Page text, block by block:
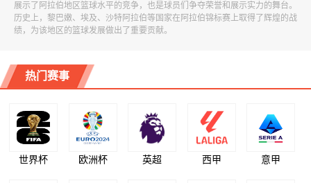
展示了阿拉伯地区篮球水平的竞争，也是球员们争夺荣誉和展示实力的舞台。
历史上，黎巴嫩、埃及、沙特阿拉伯等国家在阿拉伯锦标赛上取得了辉煌的战
绩，为该地区的篮球发展做出了重要贡献。
热门赛事
世界杯 欧洲杯 英超 西甲 意甲